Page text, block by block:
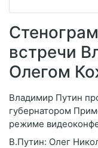
встречи
Олегом
Владимир Путин
губернатором
режиме
В.Путин: Олег